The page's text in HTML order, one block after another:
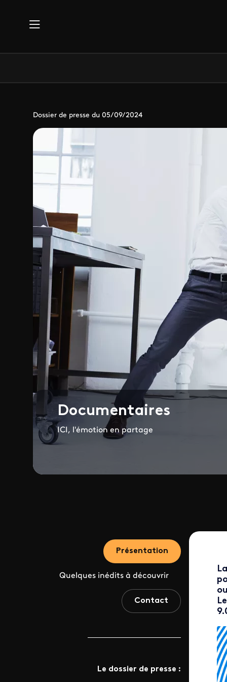
Dossier de presse du 05/09/2024
Documentaires
ICI, l'émotion en partage
Présentation
Quelques inédits à découvrir
Contact
Le dossier de presse :